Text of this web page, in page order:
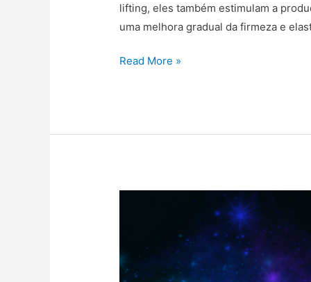
lifting, eles também estimulam a
uma melhora gradual da firmeza e
Read More »
Desmistificando
Por
que